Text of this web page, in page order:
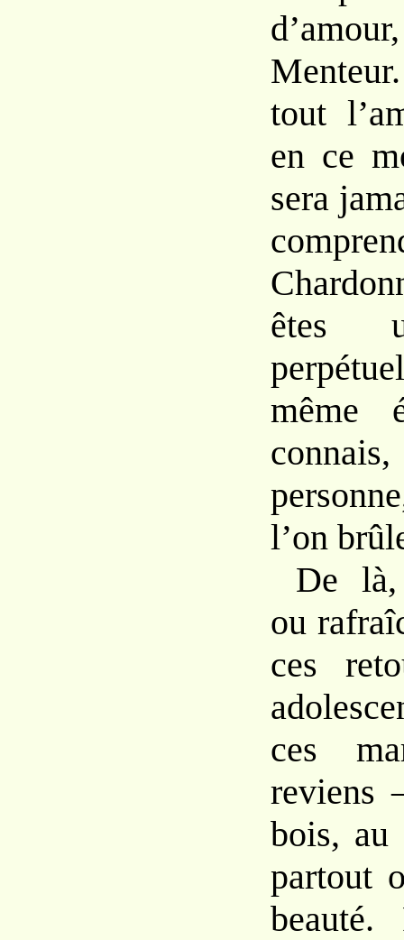
tout
en ce
sera
êtes
l’on
De
ou
ces
ces
reviens
bois, au
partout
beauté.